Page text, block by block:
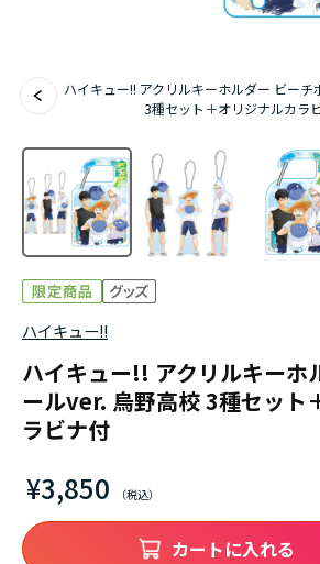
『ふつつかな悪女ではございますが
ハイキュー!! アクリルキーホルダー ビーチ
3種セット＋オリジナルカラ
ハイキュー!!
ハイキュー!! アクリルキーホ
ールver. 烏野高校 3種セット
ラビナ付
¥3,850
カートに入れる